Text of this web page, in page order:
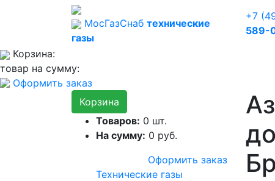
МосГазСнаб технические
газы
+7
589-
Корзина:
товар на сумму:
Оформить заказ
Корзина
Товаров: 0 шт.
На сумму: 0 руб.
Оформить заказ
Технические газы